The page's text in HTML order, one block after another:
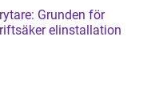
Grunden för
elinstallation